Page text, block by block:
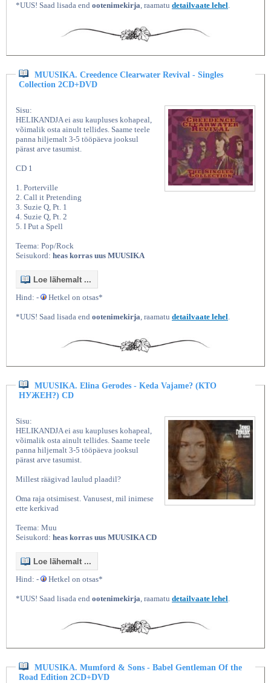
*UUS! Saad lisada end ootenimekirja, raamatu detailvaate lehel.
MUUSIKA. Creedence Clearwater Revival - Singles
Collection 2CD+DVD
Sisu:
HELIKANDJA ei asu kaupluses kohapeal,
võimalik osta ainult tellides. Saame teele
panna hiljemalt 3-5 tööpäeva jooksul
pärast arve tasumist.
CD 1
1. Porterville
2. Call it Pretending
3. Suzie Q, Pt. 1
4. Suzie Q, Pt. 2
5. I Put a Spell
Teema: Pop/Rock
Seisukord: heas korras uus MUUSIKA
Loe lähemalt ...
Hind: -
Hetkel on otsas*
*UUS! Saad lisada end ootenimekirja , raamatu detailvaate lehel
MUUSIKA. Elina Gerodes - Keda Vajame? (КТО
НУЖЕН?) CD
Sisu:
HELIKANDJA ei asu kaupluses kohapeal,
võimalik osta ainult tellides. Saame teele
panna hiljemalt 3-5 tööpäeva jooksul
pärast arve tasumist.
Millest räägivad laulud plaadil?
Oma raja otsimisest. Vanusest, mil inimese
ette kerkivad
Teema: Muu
Seisukord: heas korras uus MUUSIKA CD
Loe lähemalt ...
Hind: -
Hetkel on otsas*
*UUS! Saad lisada end ootenimekirja , raamatu detailvaate lehel
MUUSIKA. Mumford & Sons - Babel Gentleman Of the
Road Edition 2CD+DVD